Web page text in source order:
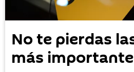
No te pierdas
más